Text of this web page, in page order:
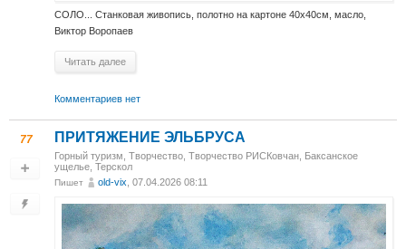
СОЛО... Станковая живопись, полотно на картоне 40х40см, масло,
Виктор Воропаев
Читать далее
Комментариев нет
77 ПРИТЯЖЕНИЕ ЭЛЬБРУСА
Горный туризм Творчество Творчество РИСКовчан Баксанское
ущелье, Терскол
Пишет old-vix , 07.04.2026 08:11